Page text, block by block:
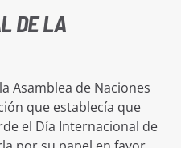
DE LA
Asamblea de Naciones
que establecía que
el Día Internacional de